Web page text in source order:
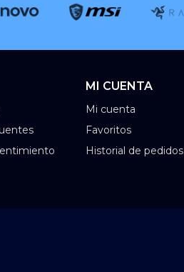
MI CUENTA
Mi cuenta
Favoritos
Historial de pedidos